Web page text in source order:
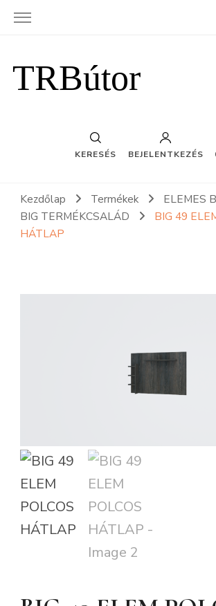
TRBútor
KERESÉS BEJELENTKEZÉS
Kezdőlap Termékek
ELEMES
BIG TERMÉKCSALÁD
BIG 49
HÁTLAP